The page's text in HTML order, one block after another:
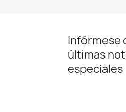
Infórmese
últimas
especiales